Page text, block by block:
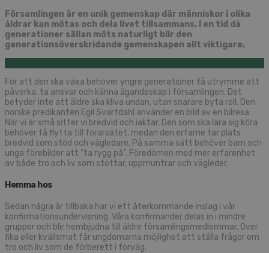
Församlingen är en unik gemenskap där människor i olika
åldrar kan mötas och dela livet tillsammans. I en tid då
generationer sällan möts naturligt blir den
generationsöverskridande gemenskapen allt viktigare.
För att den ska växa behöver yngre generationer få utrymme att
påverka, ta ansvar och känna ägandeskap i församlingen. Det
betyder inte att äldre ska kliva undan, utan snarare byta roll. Den
norske predikanten Egil Svartdahl använder en bild av en bilresa:
När vi är små sitter vi bredvid och iaktar. Den som ska lära sig köra
behöver få flytta till förarsätet, medan den erfarne tar plats
bredvid som stöd och vägledare. På samma sätt behöver barn och
unga förebilder att ”ta rygg på”. Föredömen med mer erfarenhet
av både tro och liv som stöttar, uppmuntrar och vägleder.
Hemma hos
Sedan några år tillbaka har vi ett återkommande inslag i vår
konfirmationsundervisning. Våra konfirmander delas in i mindre
grupper och blir hembjudna till äldre församlingsmedlemmar. Över
fika eller kvällsmat får ungdomarna möjlighet att ställa frågor om
tro och liv som de förberett i förväg.